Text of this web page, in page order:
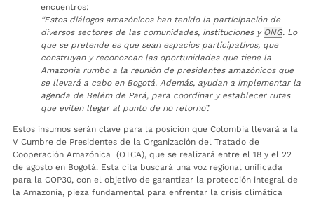
encuentros:
“Estos diálogos amazónicos han tenido la participación de
diversos sectores de las comunidades, instituciones y ONG. Lo
que se pretende es que sean espacios participativos, que
construyan y reconozcan las oportunidades que tiene la
Amazonia rumbo a la reunión de presidentes amazónicos que
se llevará a cabo en Bogotá. Además, ayudan a implementar la
agenda de Belém de Pará, para coordinar y establecer rutas
que eviten llegar al punto de no retorno”.
Estos insumos serán clave para la posición que Colombia llevará a la
V Cumbre de Presidentes de la Organización del Tratado de
Cooperación Amazónica (OTCA), que se realizará entre el 18 y el 22
de agosto en Bogotá. Esta cita buscará una voz regional unificada
para la COP30, con el objetivo de garantizar la protección integral de
la Amazonia, pieza fundamental para enfrentar la crisis climática